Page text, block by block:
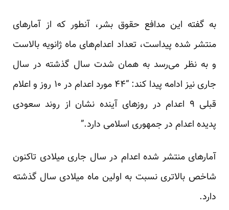
به گفته این مدافع حقوق بشر، آنطور که از آمارهای
منتشر شده پیداست، تعداد اعدام‌های ماه ژانویه بالاست
و به نظر می‌رسد به‌‌ همان شدت سال گذشته در سال
جاری نیز ادامه پیدا کند: “۴۴ مورد اعدام در ۱۰ روز و اعلام
قبلی ۹ اعدام در روزهای آینده نشان از روند سعودی
پدیده اعدام در جمهوری اسلامی دارد.”
آمار‌های منتشر شده اعدام در سال جاری میلادی تاکنون
شاخص بالاتری نسبت به اولین ماه میلادی سال گذشته
دارد.